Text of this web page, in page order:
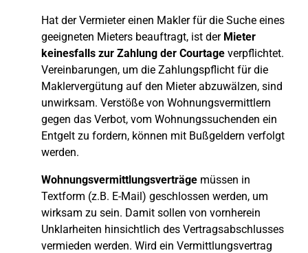
Hat der Vermieter einen Makler für die Suche eines
geeigneten Mieters beauftragt, ist der Mieter
keinesfalls zur Zahlung der Courtage verpflichtet.
Vereinbarungen, um die Zahlungspflicht für die
Maklervergütung auf den Mieter abzuwälzen, sind
unwirksam. Verstöße von Wohnungsvermittlern
gegen das Verbot, vom Wohnungssuchenden ein
Entgelt zu fordern, können mit Bußgeldern verfolgt
werden.
Wohnungsvermittlungsverträge müssen in
Textform (z.B. E-Mail) geschlossen werden, um
wirksam zu sein. Damit sollen von vornherein
Unklarheiten hinsichtlich des Vertragsabschlusses
vermieden werden. Wird ein Vermittlungsvertrag